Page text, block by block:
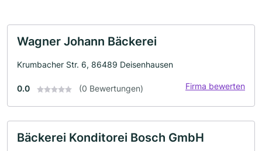
Wagner Johann Bäckerei
Krumbacher Str. 6, 86489 Deisenhausen
0.0 (0 Bewertungen) Firma bewerten
Bäckerei Konditorei Bosch GmbH